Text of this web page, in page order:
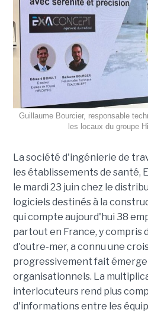
Guillaume Bourcier, responsable
les locaux du groupe
La société d'ingénierie de
les établissements de santé,
le mardi 23 juin chez le
logiciels destinés à la
qui compte aujourd'hui 38
partout en France, y compris
d'outre-mer, a connu une
progressivement fait
organisationnels. La
interlocuteurs rend plus
d'informations entre les